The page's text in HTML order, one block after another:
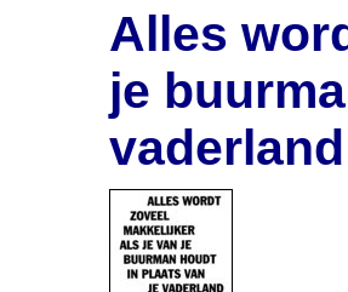
Alles
je
vaderland